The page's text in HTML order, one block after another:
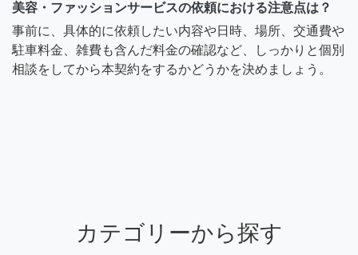
美容・ファッションサービスの依頼における注意点は？
事前に、具体的に依頼したい内容や日時、場所、交通費や
駐車料金、雑費も含んだ料金の確認など、しっかりと個別
相談をしてから本契約をするかどうかを決めましょう。
カテゴリーから探す